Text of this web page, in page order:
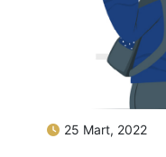
25 Mart, 2022